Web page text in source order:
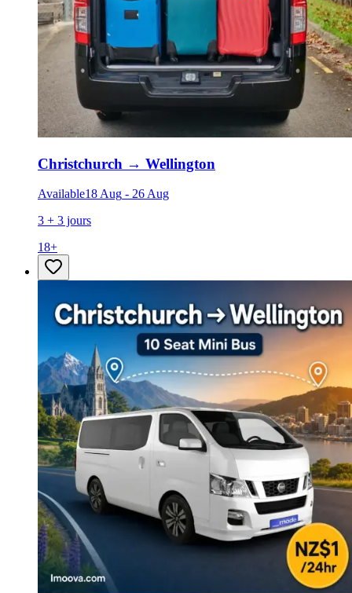
Christchurch → Wellington
Available18 Aug - 26 Aug
3 + 3 jours
18+